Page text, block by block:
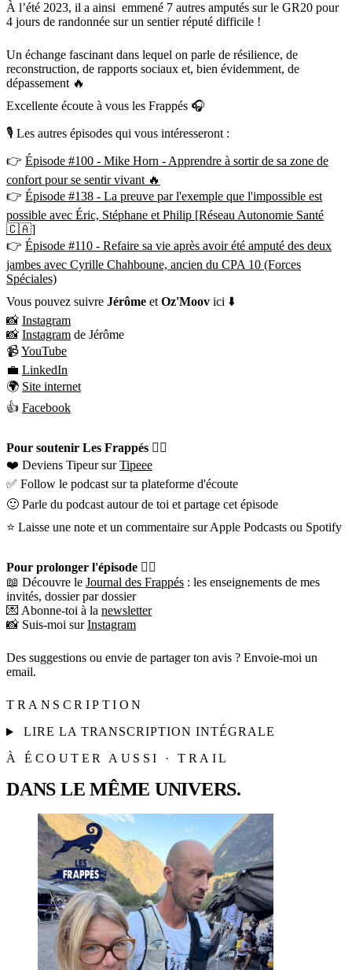
À l’été 2023, il a ainsi emmené 7 autres amputés sur le GR20 pour
4 jours de randonnée sur un sentier réputé difficile !
Un échange fascinant dans lequel on parle de résilience, de
reconstruction, de rapports sociaux et, bien évidemment, de
dépassement 🔥
Excellente écoute à vous les Frappés 🎧
🎙 Les autres épisodes qui vous intéresseront :
👉 Épisode #100 - Mike Horn - Apprendre à sortir de sa zone de
confort pour se sentir vivant 🔥
👉 Épisode #138 - La preuve par l'exemple que l'impossible est
possible avec Éric, Stéphane et Philip [Réseau Autonomie Santé
🇨🇦]
👉 Épisode #110 - Refaire sa vie après avoir été amputé des deux
jambes avec Cyrille Chahboune, ancien du CPA 10 (Forces
Spéciales)
Vous pouvez suivre Jérôme etOz'Moov ici ⬇️
📸 Instagram
📸 Instagram de Jérôme
📹YouTube
💼 LinkedIn
🌍 Site internet
👍 Facebook
Pour soutenir Les Frappés 👇🏼
❤️ Deviens Tipeur surTipeee
✅ Follow le podcast sur ta plateforme d'écoute
🙂 Parle du podcast autour de toi et partage cet épisode
⭐️ Laisse une note et un commentaire sur Apple Podcasts ou Spotify
Pour prolonger l'épisode 👇🏼
📖 Découvre le Journal des Frappés : les enseignements de mes
invités, dossier par dossier
💌 Abonne-toi à la newsletter
📸 Suis-moi surInstagram
Des suggestions ou envie de partager ton avis ? Envoie-moi un
email.
TRANSCRIPTION
LIRE LA TRANSCRIPTION INTÉGRALE
À ÉCOUTER AUSSI · TRAIL
DANS LE MÊME UNIVERS.